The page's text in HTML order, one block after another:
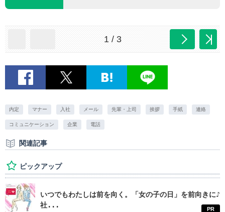
1 / 3
内定 マナー 入社 メール 先輩・上司 挨拶 手紙 連絡
コミュニケーション 企業 電話
関連記事
ピックアップ
いつでもわたしは前を向く。「女の子の日」を前向きに♪
社...
PR